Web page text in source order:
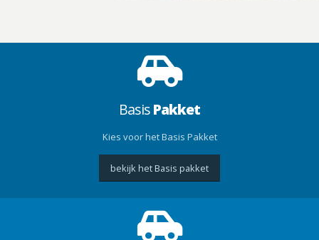
BasisPakket
Kies voor het Basis Pakket
bekijk het Basis pakket